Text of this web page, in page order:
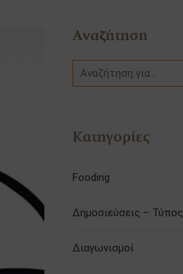
Αναζήτηση
Κατηγορίες
Fooding
Δημοσιεύσεις – Τύπος
Διαγωνισμοί